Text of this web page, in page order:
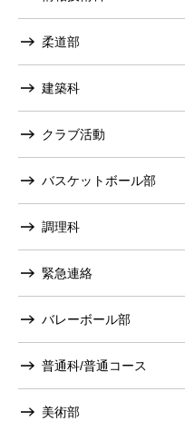
柔道部
建築科
クラブ活動
バスケットボール部
調理科
緊急連絡
バレーボール部
普通科/普通コース
美術部